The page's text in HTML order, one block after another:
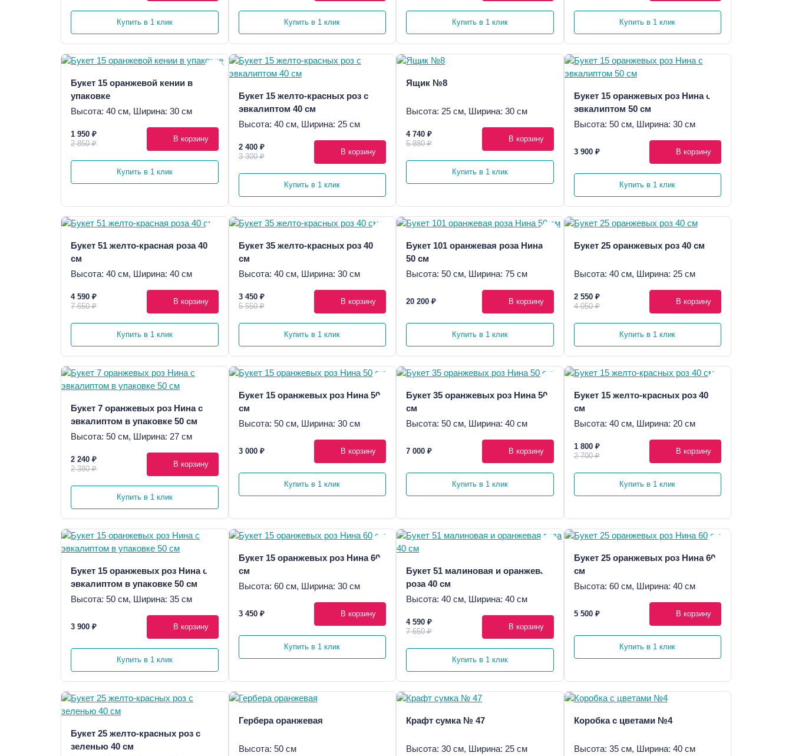
Купить в 1 клик Купить в 1 клик Купить в 1 клик Купить в 1 клик
Букет 15 оранжевой кении в
упаковке
Высота: 40 см, Ширина: 30 см
1 950 ₽
2 850 ₽
В корзину
Купить в 1 клик
Букет 15 желто-красных роз с
эвкалиптом 40 см
Высота: 40 см, Ширина: 25 см
2 400 ₽
3 300 ₽
В корзину
Купить в 1 клик
Ящик №8
Высота: 25 см, Ширина: 30 см
4 740 ₽
5 880 ₽
В корзину
Купить в 1 клик
Букет 15 оранжевых роз Нина с
эвкалиптом 50 см
Высота: 50 см, Ширина: 30 см
3 900 ₽ В корзину
Купить в 1 клик
Букет 51 желто-красная роза 40
см
Высота: 40 см, Ширина: 40 см
4 590 ₽
7 650 ₽
В корзину
Купить в 1 клик
Букет 35 желто-красных роз 40
см
Высота: 40 см, Ширина: 30 см
3 450 ₽
5 550 ₽
В корзину
Купить в 1 клик
Букет 101 оранжевая роза Нина
50 см
Высота: 50 см, Ширина: 75 см
20 200 ₽ В корзину
Купить в 1 клик
Букет 25 оранжевых роз 40 см
Высота: 40 см, Ширина: 25 см
2 550 ₽
4 050 ₽
В корзину
Купить в 1 клик
Букет 7 оранжевых роз Нина с
эвкалиптом в упаковке 50 см
Высота: 50 см, Ширина: 27 см
2 240 ₽
2 380 ₽
В корзину
Купить в 1 клик
Букет 15 оранжевых роз Нина 50
см
Высота: 50 см, Ширина: 30 см
3 000 ₽ В корзину
Купить в 1 клик
Букет 35 оранжевых роз Нина 50
см
Высота: 50 см, Ширина: 40 см
7 000 ₽ В корзину
Купить в 1 клик
Букет 15 желто-красных роз 40
см
Высота: 40 см, Ширина: 20 см
1 800 ₽
2 700 ₽
В корзину
Купить в 1 клик
Букет 15 оранжевых роз Нина с
эвкалиптом в упаковке 50 см
Высота: 50 см, Ширина: 35 см
3 900 ₽ В корзину
Купить в 1 клик
Букет 15 оранжевых роз Нина 60
см
Высота: 60 см, Ширина: 30 см
3 450 ₽ В корзину
Купить в 1 клик
Букет 51 малиновая и оранжевая
роза 40 см
Высота: 40 см, Ширина: 40 см
4 590 ₽
7 650 ₽
В корзину
Купить в 1 клик
Букет 25 оранжевых роз Нина 60
см
Высота: 60 см, Ширина: 40 см
5 500 ₽ В корзину
Купить в 1 клик
Букет 25 желто-красных роз с
зеленью 40 см
Гербера оранжевая
Высота: 50 см
Крафт сумка № 47
Высота: 30 см, Ширина: 25 см
Коробка с цветами №4
Высота: 35 см, Ширина: 40 см